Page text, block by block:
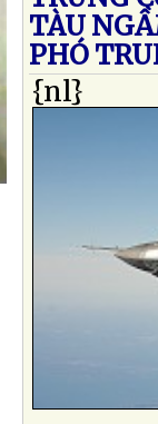
TÀU
PHÓ
{nl}